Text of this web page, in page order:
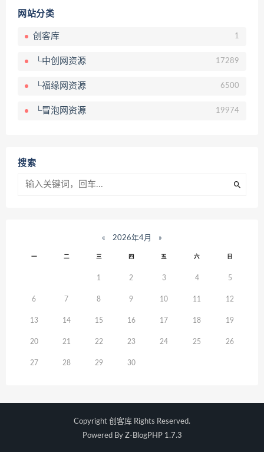
网站分类
创客库 1
└中创网资源 17289
└福缘网资源 6500
└冒泡网资源 19974
搜索
« 2026年4月 »
一 二 三 四 五 六 日
1 2 3 4 5
6 7 8 9 10 11 12
13 14 15 16 17 18 19
20 21 22 23 24 25 26
27 28 29 30
Copyright 创客库 Rights Reserved.
Powered By Z-BlogPHP 1.7.3